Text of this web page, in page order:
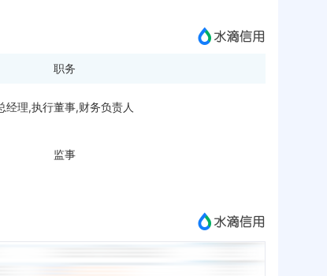
职务
经理,执行董事,财务负责人
监事